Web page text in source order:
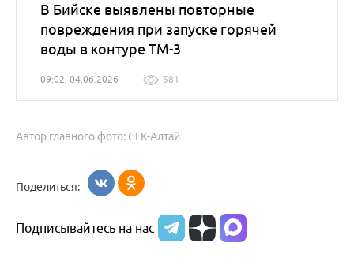
В Бийске выявлены повторные
повреждения при запуске горячей
воды в контуре ТМ-3
09:02, 04.06.2026 581
Автор главного фото: СГК-Алтай
Поделиться:
Подписывайтесь на нас